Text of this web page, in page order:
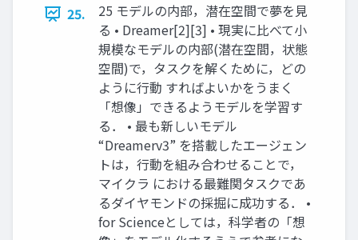
25.
25 モデルの内部，潜在空間で夢を見
る • Dreamer[2][3] • 現実に比べて小
規模なモデルの内部(潜在空間，状態
空間)で，タスクを解くために，どの
ように行動 すればよいかをうまく
「想像」できるようモデルを学習す
る． • 最も新しいモデル
“Dreamerv3” を搭載したエージェン
トは，行動を組み合わせることで，
マイクラ における最難関タスクであ
るダイヤモンドの採掘に成功する． •
for Scienceとしては，科学者の「想